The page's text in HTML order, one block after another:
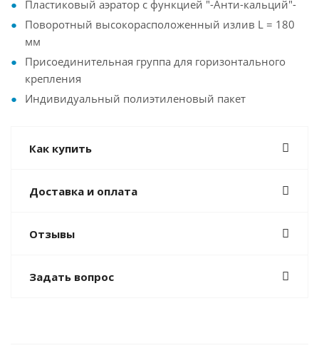
Пластиковый аэратор с функцией "-Анти-кальций"-
Поворотный высокорасположенный излив L = 180
мм
Присоединительная группа для горизонтального
крепления
Индивидуальный полиэтиленовый пакет
Как купить
Доставка и оплата
Отзывы
Задать вопрос